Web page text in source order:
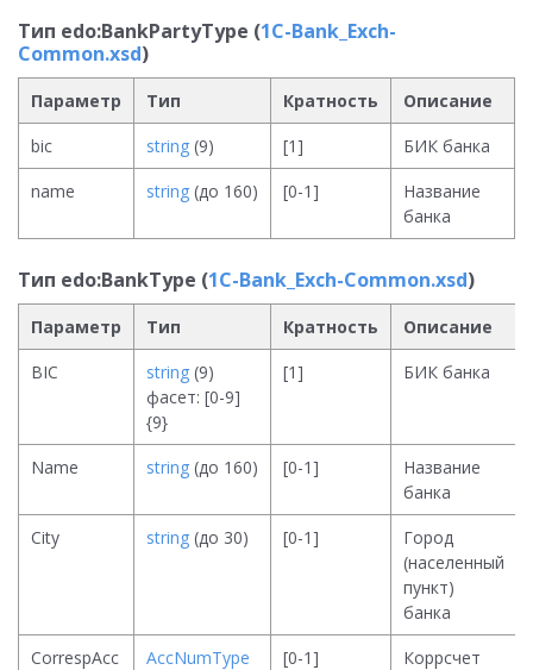
Тип edo:BankPartyType (1C-Bank_Exch-
Common.xsd)
Параметр Тип Кратность
Описание
bic
string (9) [1]
БИК банка
name
string (до 160) [0-1]
Название
банка
Тип edo:BankType (1C-Bank_Exch-Common.xsd)
Параметр Тип Кратность
Описание
BIC
string (9)
фасет: [0-9]
{9}
[1] БИК банка
Name string (до 160) [0-1]
Название
банка
City
string (до 30) [0-1]
Город
(населенный
пункт)
банка
CorrespAcc
AccNumType [0-1]
Коррсчет